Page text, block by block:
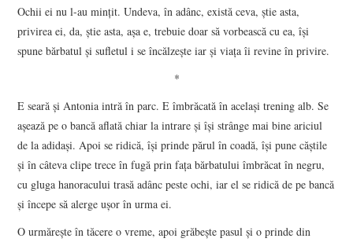
Ochii ei nu l-au minţit. Undeva, în adânc, există ceva, ştie asta,
privirea ei, da, ştie asta, aşa e, trebuie doar să vorbească cu ea, îşi
spune bărbatul şi sufletul i se încălzeşte iar şi viaţa îi revine în privire.
*
E seară şi Antonia intră în parc. E îmbrăcată în acelaşi trening alb. Se
aşează pe o bancă aflată chiar la intrare şi îşi strânge mai bine ariciul
de la adidaşi. Apoi se ridică, îşi prinde părul în coadă, îşi pune căştile
şi în câteva clipe trece în fugă prin faţa bărbatului îmbrăcat în negru,
cu gluga hanoracului trasă adânc peste ochi, iar el se ridică de pe bancă
şi începe să alerge uşor în urma ei.
O urmăreşte în tăcere o vreme, apoi grăbeşte pasul şi o prinde din